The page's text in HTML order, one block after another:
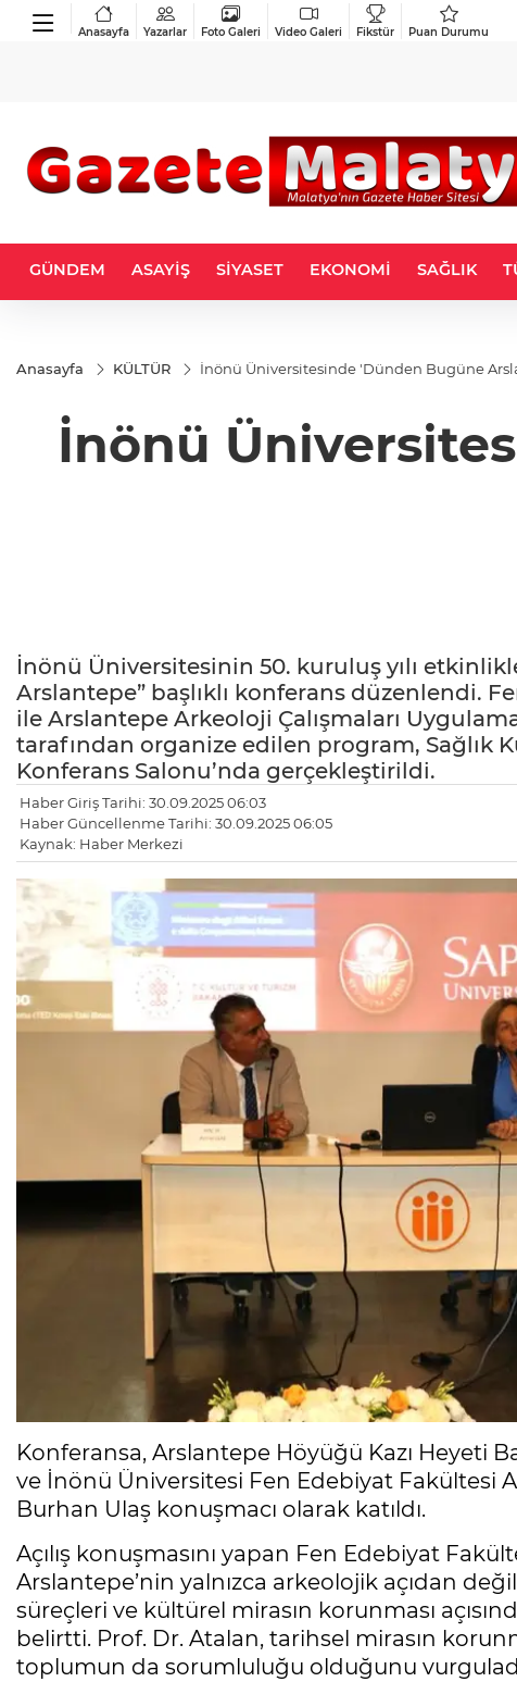
Anasayfa Yazarlar Foto Galeri Video Galeri Fikstür Puan Durumu
GÜNDEM ASAYİŞ SİYASET EKONOMİ SAĞLIK
Anasayfa KÜLTÜR İnönü Üniversitesinde 'Dünden Bugüne
İnönü
İnönü Üniversitesinin 50. kuruluş yılı
Arslantepe” başlıklı konferans düzenlendi.
ile Arslantepe Arkeoloji Çalışmaları
tarafından organize edilen program, Sağlık
Konferans Salonu’nda gerçekleştirildi.
Haber Giriş Tarihi: 30.09.2025 06:03
Haber Güncellenme Tarihi: 30.09.2025 06:05
Kaynak: Haber Merkezi
Konferansa, Arslantepe Höyüğü Kazı Heyeti
ve İnönü Üniversitesi Fen Edebiyat Fakültesi
Burhan Ulaş konuşmacı olarak katıldı.
Açılış konuşmasını yapan Fen Edebiyat
Arslantepe’nin yalnızca arkeolojik açıdan
süreçleri ve kültürel mirasın korunması
belirtti. Prof. Dr. Atalan, tarihsel mirasın
toplumun da sorumluluğu olduğunu